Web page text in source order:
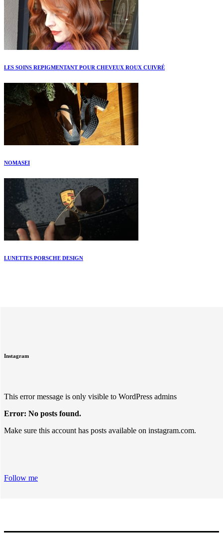
LES SOINS REPIGMENTANT POUR CHEVEUX ROUX CUIVRÉ
NOMASEI
LUNETTES PORSCHE DESIGN
Instagram
This error message is only visible to WordPress admins
Error: No posts found.
Make sure this account has posts available on instagram.com.
Follow me